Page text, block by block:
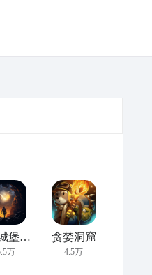
地下城堡2:黑暗觉醒
万
贪婪洞窟
4.5万